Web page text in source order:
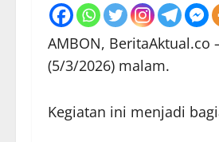
AMBON, BeritaAktual.co
(5/3/2026) malam.
Kegiatan ini menjadi